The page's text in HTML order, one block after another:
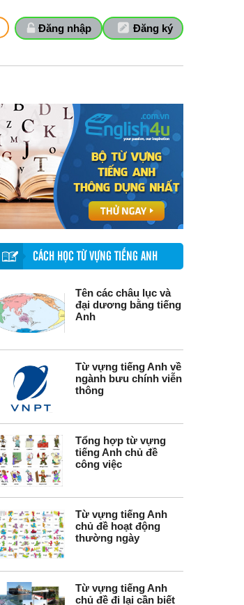
Đăng ký
Đăng nhập
CÁCH HỌC TỪ VỰNG TIẾNG ANH
Tên các châu lục và
đại dương bằng tiếng
Anh
Từ vựng tiếng Anh về
ngành bưu chính viễn
thông
Tổng hợp từ vựng
tiếng Anh chủ đề
công việc
Từ vựng tiếng Anh
chủ đề hoạt động
thường ngày
Từ vựng tiếng Anh
chủ đề đi lại cần biết